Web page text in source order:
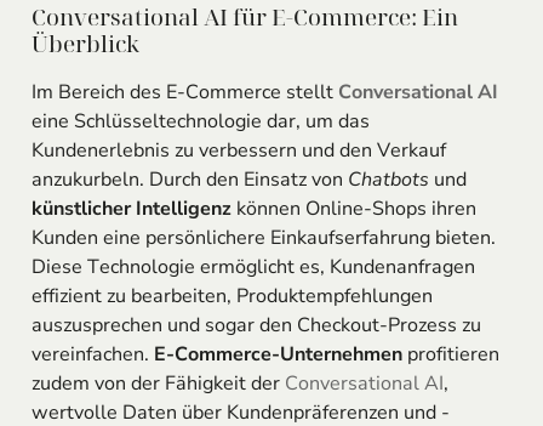
Conversational AI für E-Commerce: Ein
Überblick
Im Bereich des E-Commerce stellt Conversational AI
eine Schlüsseltechnologie dar, um das
Kundenerlebnis zu verbessern und den Verkauf
anzukurbeln. Durch den Einsatz von Chatbots und
künstlicher Intelligenzkönnen Online-Shops ihren
Kunden eine persönlichere Einkaufserfahrung bieten.
Diese Technologie ermöglicht es, Kundenanfragen
effizient zu bearbeiten, Produktempfehlungen
auszusprechen und sogar den Checkout-Prozess zu
vereinfachen. E-Commerce-Unternehmenprofitieren
zudem von der Fähigkeit der Conversational AI,
wertvolle Daten über Kundenpräferenzen und -